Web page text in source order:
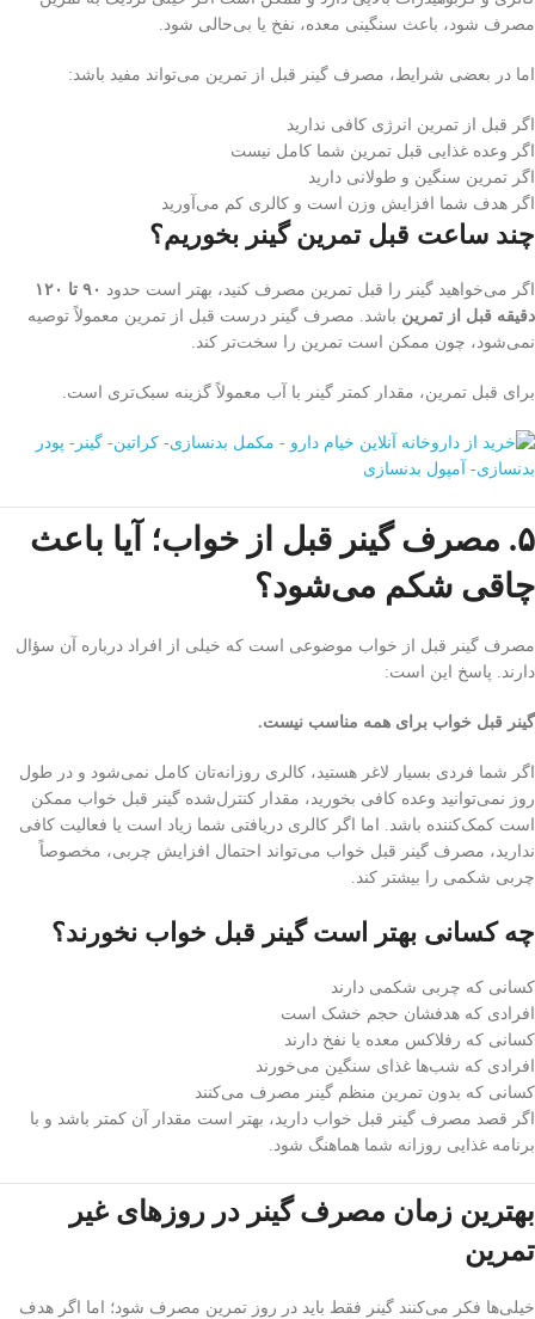
مصرف شود، باعث سنگینی معده، نفخ یا بی‌حالی شود.
اما در بعضی شرایط، مصرف گینر قبل از تمرین می‌تواند مفید باشد:
اگر قبل از تمرین انرژی کافی ندارید
اگر وعده غذایی قبل تمرین شما کامل نیست
اگر تمرین سنگین و طولانی دارید
اگر هدف شما افزایش وزن است و کالری کم می‌آورید
چند ساعت قبل تمرین گینر بخوریم؟
اگر می‌خواهید گینر را قبل تمرین مصرف کنید، بهتر است حدود
۹۰ تا ۱۲۰
دقیقه قبل از تمرین باشد. مصرف گینر درست قبل از تمرین معمولاً توصیه
نمی‌شود، چون ممکن است تمرین را سخت‌تر کند.
برای قبل تمرین، مقدار کمتر گینر با آب معمولاً گزینه سبک‌تری است.
۵. مصرف گینر قبل از خواب؛ آیا باعث
چاقی شکم می‌شود؟
مصرف گینر قبل از خواب موضوعی است که خیلی از افراد درباره آن سؤال
دارند. پاسخ این است:
گینر قبل خواب برای همه مناسب نیست.
اگر شما فردی بسیار لاغر هستید، کالری روزانه‌تان کامل نمی‌شود و در طول
روز نمی‌توانید وعده کافی بخورید، مقدار کنترل‌شده گینر قبل خواب ممکن
است کمک‌کننده باشد. اما اگر کالری دریافتی شما زیاد است یا فعالیت کافی
ندارید، مصرف گینر قبل خواب می‌تواند احتمال افزایش چربی، مخصوصاً
چربی شکمی را بیشتر کند.
چه کسانی بهتر است گینر قبل خواب نخورند؟
کسانی که چربی شکمی دارند
افرادی که هدفشان حجم خشک است
کسانی که رفلاکس معده یا نفخ دارند
افرادی که شب‌ها غذای سنگین می‌خورند
کسانی که بدون تمرین منظم گینر مصرف می‌کنند
اگر قصد مصرف گینر قبل خواب دارید، بهتر است مقدار آن کمتر باشد و با
برنامه غذایی روزانه شما هماهنگ شود.
بهترین زمان مصرف گینر در روزهای غیر
تمرین
خیلی‌ها فکر می‌کنند گینر فقط باید در روز تمرین مصرف شود؛ اما اگر هدف